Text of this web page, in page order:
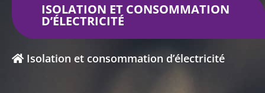
ISOLATION ET CONSOMMATION
D’ÉLECTRICITÉ
Isolation et consommation d’électricité